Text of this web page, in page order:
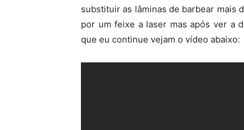
substituir as lâminas de barbear mais
por um feixe a laser mas após ver a
que eu continue vejam o vídeo abaixo: